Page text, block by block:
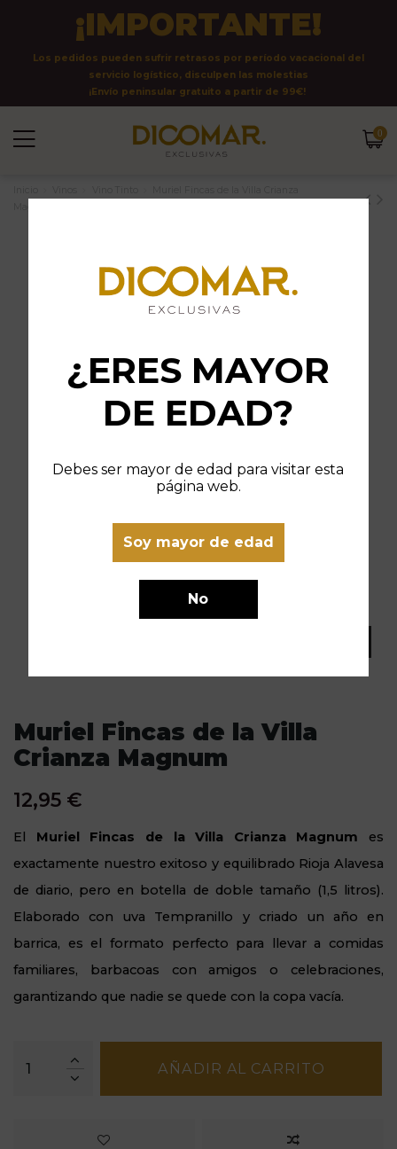
¿ERES MAYOR
DE EDAD?
Debes ser mayor de edad para visitar esta
página web.
Soy mayor de edad
No
¡IMPORTANTE!
Los pedidos pueden sufrir retrasos por período vacacional del
servicio logístico, disculpen las molestias
¡Envío peninsular gratuito a partir de 99€!
0
Muriel Fincas de la Villa
Crianza Magnum
12,95 €
El Muriel Fincas de la Villa Crianza Magnum es
exactamente nuestro exitoso y equilibrado Rioja Alavesa
de diario, pero en botella de doble tamaño (1,5 litros).
Elaborado con uva Tempranillo y criado un año en
barrica, es el formato perfecto para llevar a comidas
familiares, barbacoas con amigos o celebraciones,
garantizando que nadie se quede con la copa vacía.
AÑADIR AL CARRITO